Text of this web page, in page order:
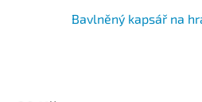
Bavlněný kapsář na